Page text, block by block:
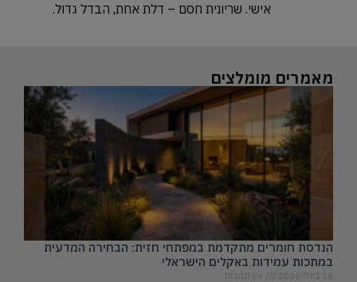
אישי. שריונית חסם – דלת אחת, הבדל גדול.
מאמרים מומלצים
הנדסת חומרים מתקדמת במפתחי חזית: הבחירה המדעית
במתכות עמידות באקלים הישראלי
15 ביולי 2026 אין תגובות